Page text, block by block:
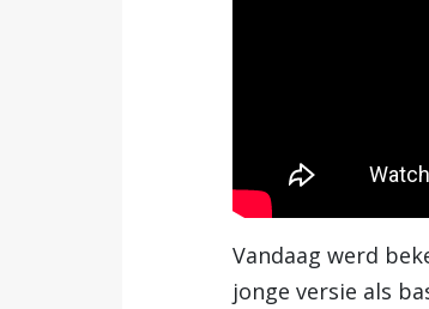
Vandaag werd
jonge versie als